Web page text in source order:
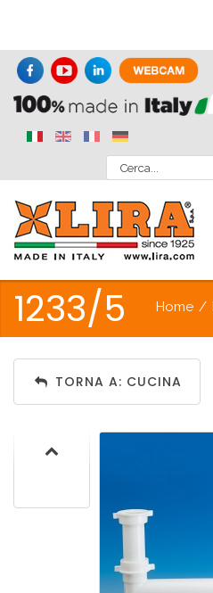
1233/5 Home /
TORNA A: CUCINA